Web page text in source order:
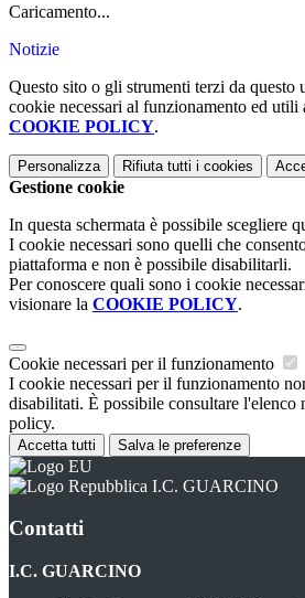
Caricamento...
Notizie
Questo sito o gli strumenti terzi da
cookie necessari al funzionamento ed
COOKIE POLICY.
Personalizza Rifiuta tutti i cookies
Gestione cookie
In questa schermata è possibile scegliere
I cookie necessari sono quelli che
piattaforma e non è possibile disabilitarli.
Per conoscere quali sono i cookie
visionare la COOKIE POLICY.
Cookie necessari per il funzionamento
I cookie necessari per il funzionamento
disabilitati. È possibile consultare l'elenco
policy.
Accetta tutti Salva le preferenze
I.C. GUARCINO
Contatti
I.C. GUARCINO